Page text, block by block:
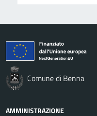
Comune di Benna
AMMINISTRAZIONE